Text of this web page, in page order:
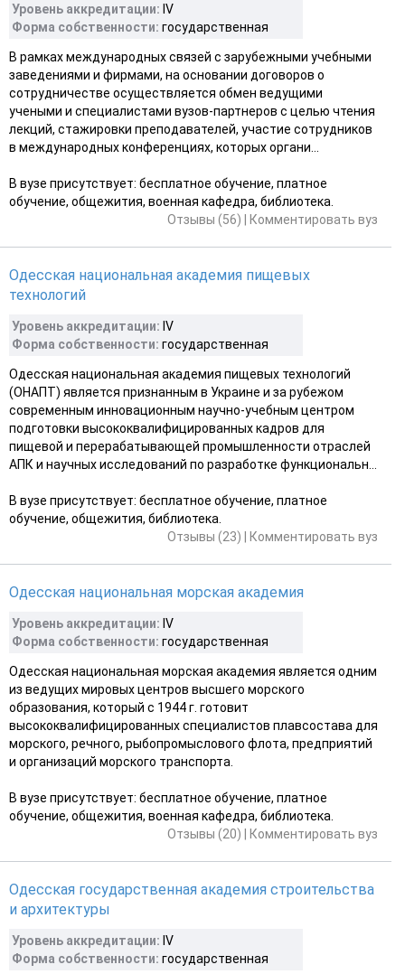
Уровень аккредитации: IV
Форма собственности: государственная
В рамках международных связей с зарубежными учебными
заведениями и фирмами, на основании договоров о
сотрудничестве осуществляется обмен ведущими
учеными и специалистами вузов-партнеров с целью чтения
лекций, стажировки преподавателей, участие сотрудников
в международных конференциях, которых органи...
В вузе присутствует: бесплатное обучение, платное
обучение, общежития, военная кафедра, библиотека.
Отзывы (56)
Комментировать вуз
Одесская национальная академия пищевых
технологий
Уровень аккредитации: IV
Форма собственности: государственная
Одесская национальная академия пищевых технологий
(ОНАПТ) является признанным в Украине и за рубежом
современным инновационным научно-учебным центром
подготовки высококвалифицированных кадров для
пищевой и перерабатывающей промышленности отраслей
АПК и научных исследований по разработке функциональн...
В вузе присутствует: бесплатное обучение, платное
обучение, общежития, библиотека.
Отзывы (23)
Комментировать вуз
Одесская национальная морская академия
Уровень аккредитации: IV
Форма собственности: государственная
Одесская национальная морская академия является одним
из ведущих мировых центров высшего морского
образования, который с 1944 г. готовит
высококвалифицированных специалистов плавсостава для
морского, речного, рыбопромыслового флота, предприятий
и организаций морского транспорта.
В вузе присутствует: бесплатное обучение, платное
обучение, общежития, военная кафедра, библиотека.
Отзывы (20)
Комментировать вуз
Одесская государственная академия строительства
и архитектуры
Уровень аккредитации: IV
Форма собственности: государственная